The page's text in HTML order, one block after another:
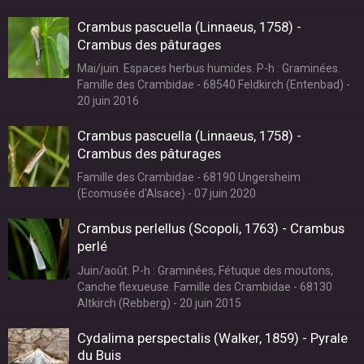
Crambus pascuella (Linnaeus, 1758) -
Crambus des pâturages
Mai/juin. Espaces herbus humides. P-h : Graminées.
Famille des Crambidae - 68540 Feldkirch (Entenbad) -
20 juin 2016
Crambus pascuella (Linnaeus, 1758) -
Crambus des pâturages
Famille des Crambidae - 68190 Ungersheim
(Ecomusée d'Alsace) - 07 juin 2020
Crambus perlellus (Scopoli, 1763) - Crambus
perlé
Juin/août. P-h : Graminées, Fétuque des moutons,
Canche flexueuse. Famille des Crambidae - 68130
Altkirch (Rebberg) - 20 juin 2015
Cydalima perspectalis (Walker, 1859) - Pyrale
du Buis